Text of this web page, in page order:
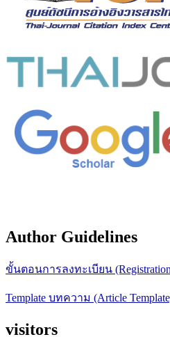
Author Guidelines
ขั้นตอนการลงทะเบียน (Registration
Template บทความ (Article
visitors